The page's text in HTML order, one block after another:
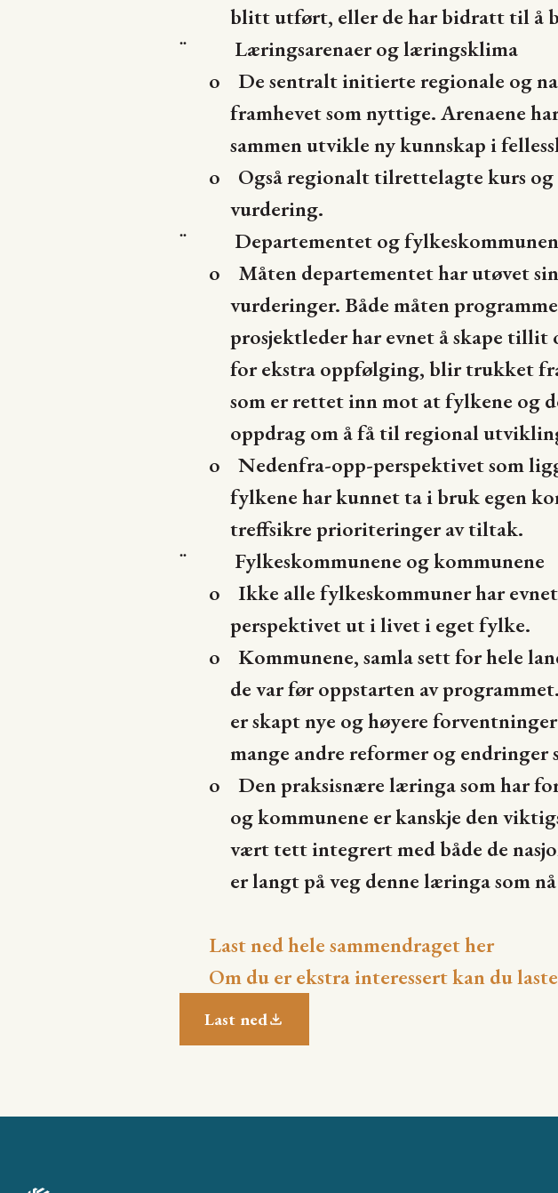
blitt utført, eller de har bidratt til å
¨ Læringsarenaer og læringsklima
o De sentralt initierte regionale og
framhevet som nyttige. Arenaene
sammen utvikle ny kunnskap i
o Også regionalt tilrettelagte kurs
vurdering.
¨ Departementet og
o Måten departementet har utøvet
vurderinger. Både måten
prosjektleder har evnet å skape tillit
for ekstra oppfølging, blir trukket
som er rettet inn mot at fylkene og
oppdrag om å få til regional
o Nedenfra-opp-perspektivet som
fylkene har kunnet ta i bruk egen
treffsikre prioriteringer av tiltak.
¨ Fylkeskommunene og kommunene
o Ikke alle fylkeskommuner har
perspektivet ut i livet i eget fylke.
o Kommunene, samla sett for hele
de var før oppstarten av
er skapt nye og høyere
mange andre reformer og
o Den praksisnære læringa som har
og kommunene er kanskje den
vært tett integrert med både de
er langt på veg denne læringa som
Last ned hele sammendraget her
Om du er ekstra interessert kan du
Last ned